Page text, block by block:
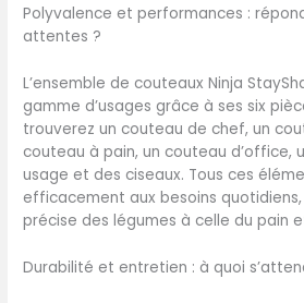
les
toutes vos
coupe en
Fabriqué à
seule
créer un
solide et
dans votre
Polyvalence et performances :
attentes ?
L’ensemble de couteaux Ninja
gamme d’usages grâce à ses six
trouverez un couteau de chef, un
couteau à pain, un couteau d’office,
usage et des ciseaux. Tous ces
efficacement aux besoins
précise des légumes à celle du pain
Durabilité et entretien : à quoi